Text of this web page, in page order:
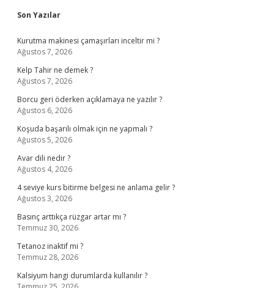
Sidebar
Son Yazılar
Kurutma makinesi çamaşırları inceltir mi ?
Ağustos 7, 2026
Kelp Tahir ne demek ?
Ağustos 7, 2026
Borcu geri öderken açıklamaya ne yazılır ?
Ağustos 6, 2026
Koşuda başarılı olmak için ne yapmalı ?
Ağustos 5, 2026
Avar dili nedir ?
Ağustos 4, 2026
4 seviye kurs bitirme belgesi ne anlama gelir ?
Ağustos 3, 2026
Basınç arttıkça rüzgar artar mı ?
Temmuz 30, 2026
Tetanoz inaktif mi ?
Temmuz 28, 2026
Kalsiyum hangi durumlarda kullanılır ?